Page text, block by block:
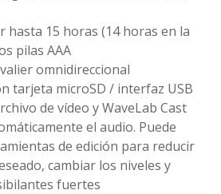
hasta 15 horas (14 horas en la
pilas AAA
omnidireccional
tarjeta microSD / interfaz USB
de vídeo y WaveLab Cast
el audio. Puede
de edición para reducir
cambiar los niveles y
fuertes